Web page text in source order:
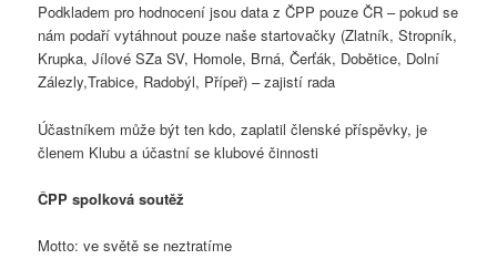
Podkladem pro hodnocení jsou data z ČPP pouze ČR – pokud se
nám podaří vytáhnout pouze naše startovačky (Zlatník, Stropník,
Krupka, Jílové SZa SV, Homole, Brná, Čerťák, Dobětice, Dolní
Zálezly,Trabice, Radobýl, Přípeř) – zajistí rada
Účastníkem může být ten kdo, zaplatil členské příspěvky, je
členem Klubu a účastní se klubové činnosti
ČPP spolková soutěž
Motto: ve světě se neztratíme